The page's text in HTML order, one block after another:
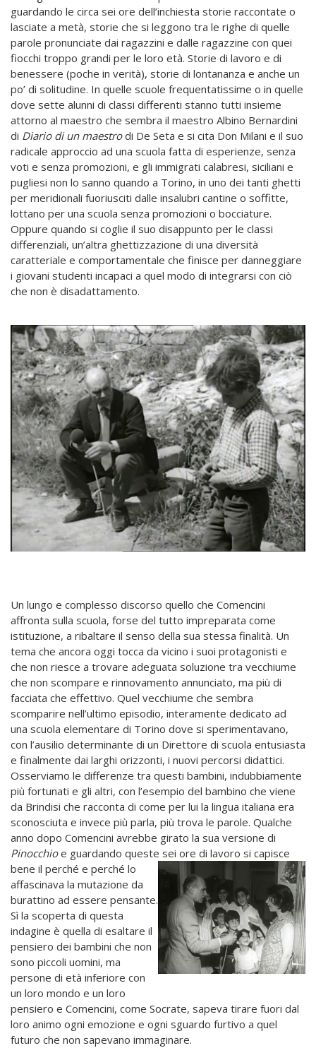
guardando le circa sei ore dell’inchiesta storie raccontate o
lasciate a metà, storie che si leggono tra le righe di quelle
parole pronunciate dai ragazzini e dalle ragazzine con quei
fiocchi troppo grandi per le loro età. Storie di lavoro e di
benessere (poche in verità), storie di lontananza e anche un
po’ di solitudine. In quelle scuole frequentatissime o in quelle
dove sette alunni di classi differenti stanno tutti insieme
attorno al maestro che sembra il maestro Albino Bernardini
di Diario di un maestrodi De Seta e si cita Don Milani e il suo
radicale approccio ad una scuola fatta di esperienze, senza
voti e senza promozioni, e gli immigrati calabresi, siciliani e
pugliesi non lo sanno quando a Torino, in uno dei tanti ghetti
per meridionali fuoriusciti dalle insalubri cantine o soffitte,
lottano per una scuola senza promozioni o bocciature.
Oppure quando si coglie il suo disappunto per le classi
differenziali, un’altra ghettizzazione di una diversità
caratteriale e comportamentale che finisce per danneggiare
i giovani studenti incapaci a quel modo di integrarsi con ciò
che non è disadattamento.
Un lungo e complesso discorso quello che Comencini
affronta sulla scuola, forse del tutto impreparata come
istituzione, a ribaltare il senso della sua stessa finalità. Un
tema che ancora oggi tocca da vicino i suoi protagonisti e
che non riesce a trovare adeguata soluzione tra vecchiume
che non scompare e rinnovamento annunciato, ma più di
facciata che effettivo. Quel vecchiume che sembra
scomparire nell’ultimo episodio, interamente dedicato ad
una scuola elementare di Torino dove si sperimentavano,
con l’ausilio determinante di un Direttore di scuola entusiasta
e finalmente dai larghi orizzonti, i nuovi percorsi didattici.
Osserviamo le differenze tra questi bambini, indubbiamente
più fortunati e gli altri, con l’esempio del bambino che viene
da Brindisi che racconta di come per lui la lingua italiana era
sconosciuta e invece più parla, più trova le parole. Qualche
anno dopo Comencini avrebbe girato la sua versione di
Pinocchioe guardando queste sei ore di lavoro si capisce
bene il perché e perché lo
affascinava la mutazione da
burattino ad essere pensante.
Sì la scoperta di questa
indagine è quella di esaltare il
pensiero dei bambini che non
sono piccoli uomini, ma
persone di età inferiore con
un loro mondo e un loro
pensiero e Comencini, come Socrate, sapeva tirare fuori dal
loro animo ogni emozione e ogni sguardo furtivo a quel
futuro che non sapevano immaginare.